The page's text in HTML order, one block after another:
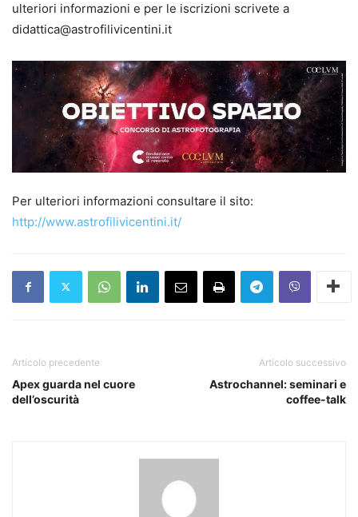
ulteriori informazioni e per le iscrizioni scrivete a
didattica@astrofilivicentini.it
Per ulteriori informazioni consultare il sito:
http://www.astrofilivicentini.it/
Articolo precedente
Apex guarda nel cuore
dell’oscurità
Articolo successivo
Astrochannel: seminari e
coffee-talk